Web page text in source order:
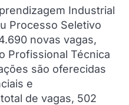
Industrial
Processo Seletivo
novas vagas,
Profissional Técnica
são oferecidas
e
de vagas, 502